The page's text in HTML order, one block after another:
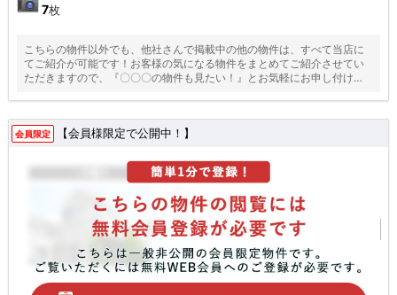
7枚
こちらの物件以外でも、他社さんで掲載中の他の物件は、すべて当店に
てご紹介が可能です！お客様の気になる物件をまとめてご紹介させてい
ただきますので、『〇〇〇の物件も見たい！』とお気軽にお申し付けく
会員限定 【会員様限定で公開中！】